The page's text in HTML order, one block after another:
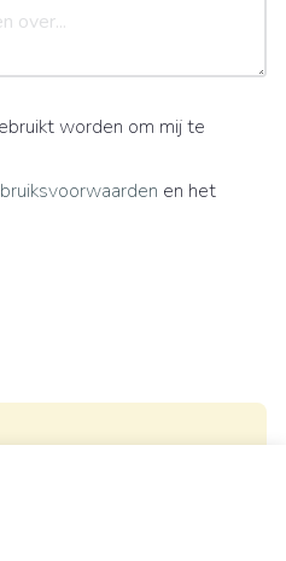
worden om mij te
en het
het nieuwste